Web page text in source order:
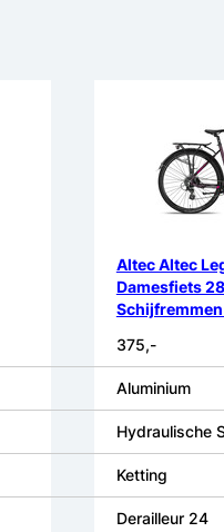
Altec Altec
Damesfiets
375,-
Aluminium
Hydraulische
Ketting
Derailleur 24